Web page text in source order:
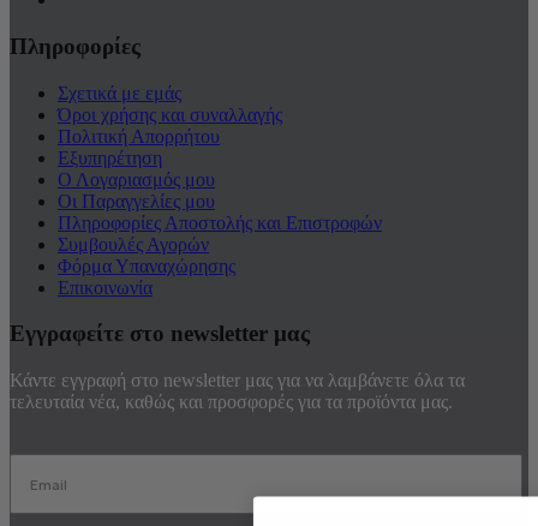
Πληροφορίες
Σχετικά με εμάς
Όροι χρήσης και συναλλαγής
Πολιτική Απορρήτου
Εξυπηρέτηση
Ο Λογαριασμός μου
Οι Παραγγελίες μου
Πληροφορίες Αποστολής και Επιστροφών
Συμβουλές Αγορών
Φόρμα Υπαναχώρησης
Επικοινωνία
Εγγραφείτε στο newsletter μας
Κάντε εγγραφή στο newsletter μας για να λαμβάνετε όλα τα
τελευταία νέα, καθώς και προσφορές για τα προϊόντα μας.